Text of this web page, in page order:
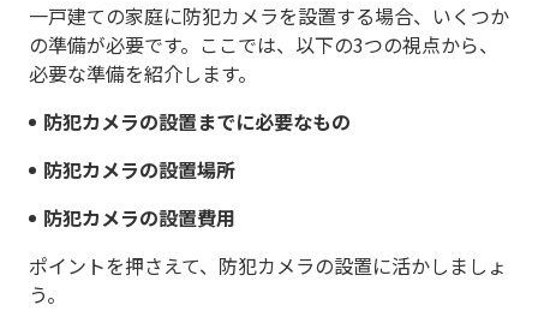
一戸建ての家庭に防犯カメラを設置する場合、いくつか
の準備が必要です。ここでは、以下の3つの視点から、
必要な準備を紹介します。
防犯カメラの設置までに必要なもの
防犯カメラの設置場所
防犯カメラの設置費用
ポイントを押さえて、防犯カメラの設置に活かしましょ
う。